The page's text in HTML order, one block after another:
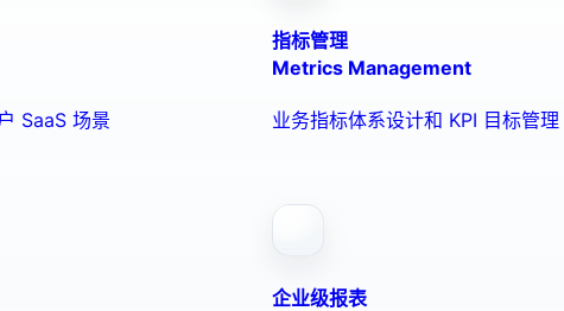
SaaS 场景
指标管理
Metrics Management
业务指标体系设计和 KPI 目标管理
企业级报表